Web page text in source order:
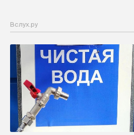
Вслух.ру